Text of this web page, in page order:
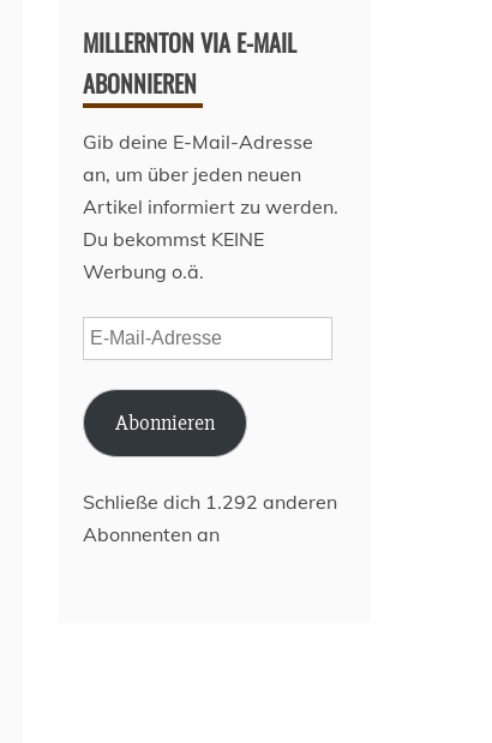
MILLERNTON VIA E-MAIL
ABONNIEREN
Gib deine E-Mail-Adresse
an, um über jeden neuen
Artikel informiert zu werden.
Du bekommst KEINE
Werbung o.ä.
E-
Mail-
Adresse
Abonnieren
Schließe dich 1.292 anderen
Abonnenten an